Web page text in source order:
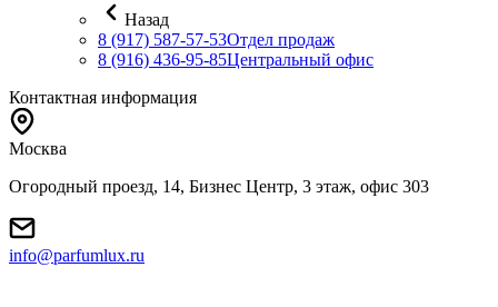
Назад
8 (917) 587-57-53Отдел продаж
8 (916) 436-95-85Центральный офис
Контактная информация
Москва
Огородный проезд, 14, Бизнес Центр, 3 этаж, офис 303
info@parfumlux.ru